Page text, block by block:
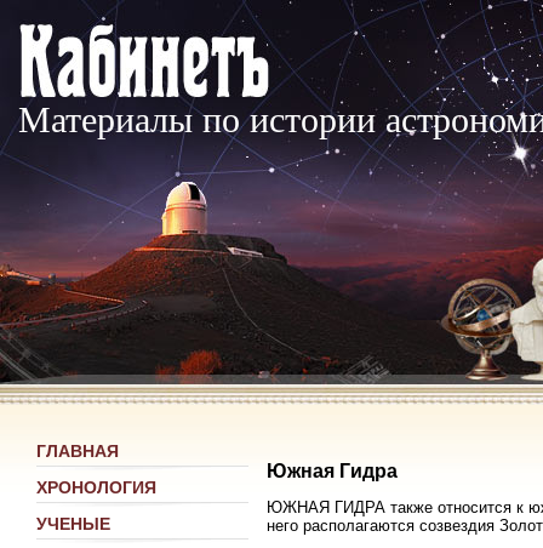
Материалы по истории
ГЛАВНАЯ
ХРОНОЛОГИЯ
УЧЕНЫЕ
Южная Гидра
ЮЖНАЯ ГИДРА также относится к
него располагаются созвездия